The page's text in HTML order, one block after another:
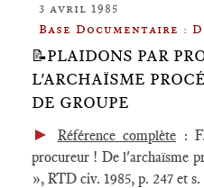
3 avril 1985
Base Documentaire :
📝PLAIDONS PAR
L'ARCHAÏSME
DE GROUPE
► Référence complète :
procureur ! De l'archaïsme
», RTD civ. 1985, p. 247 et s.